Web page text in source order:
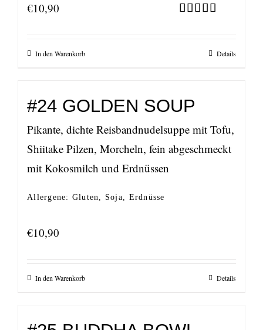
€10,90
In den Warenkorb Details
#24 GOLDEN SOUP
Pikante, dichte Reisbandnudelsuppe mit Tofu,
Shiitake Pilzen, Morcheln, fein abgeschmeckt
mit Kokosmilch und Erdnüssen
Allergene: Gluten, Soja, Erdnüsse
€10,90
In den Warenkorb Details